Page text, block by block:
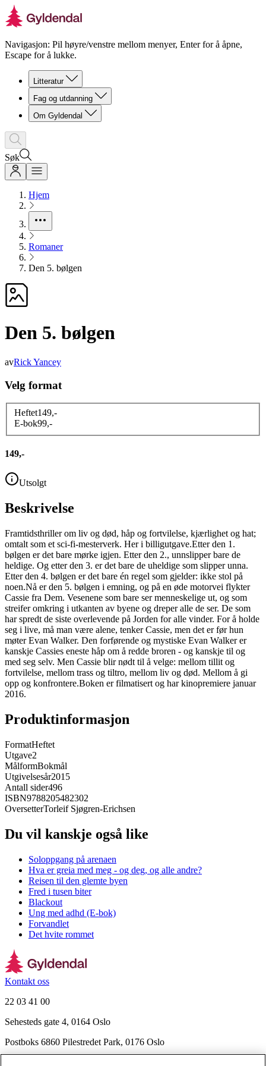
Navigasjon: Pil høyre/venstre mellom menyer, Enter for å åpne,
Escape for å lukke.
Litteratur
Fag og utdanning
Om Gyldendal
Søk
Hjem
Romaner
Den 5. bølgen
Den 5. bølgen
avRick Yancey
Velg format
Heftet149,-
E-bok99,-
149,-
Utsolgt
Beskrivelse
Framtidsthriller om liv og død, håp og fortvilelse, kjærlighet og hat;
omtalt som et sci-fi-mesterverk. Her i billigutgave.Etter den 1.
bølgen er det bare mørke igjen. Etter den 2., unnslipper bare de
heldige. Og etter den 3. er det bare de uheldige som slipper unna.
Etter den 4. bølgen er det bare én regel som gjelder: ikke stol på
noen.Nå er den 5. bølgen i emning, og på en øde motorvei flykter
Cassie fra Dem. Vesenene som bare ser menneskelige ut, og som
streifer omkring i utkanten av byene og dreper alle de ser. De som
har spredt de siste overlevende på Jorden for alle vinder. For å holde
seg i live, må man være alene, tenker Cassie, men det er før hun
møter Evan Walker. Den forførende og mystiske Evan Walker er
kanskje Cassies eneste håp om å redde broren - og kanskje til og
med seg selv. Men Cassie blir nødt til å velge: mellom tillit og
fortvilelse, mellom trass og tiltro, mellom liv og død. Mellom å gi
opp og konfrontere.Boken er filmatisert og har kinopremiere januar
2016.
Produktinformasjon
FormatHeftet
Utgave2
MålformBokmål
Utgivelsesår2015
Antall sider496
ISBN9788205482302
OversetterTorleif Sjøgren-Erichsen
Du vil kanskje også like
Soloppgang på arenaen
Hva er greia med meg - og deg, og alle andre?
Reisen til den glemte byen
Fred i tusen biter
Blackout
Ung med adhd (E-bok)
Forvandlet
Det hvite rommet
Kontakt oss
22 03 41 00
Sehesteds gate 4, 0164 Oslo
Postboks 6860 Pilestredet Park, 0176 Oslo